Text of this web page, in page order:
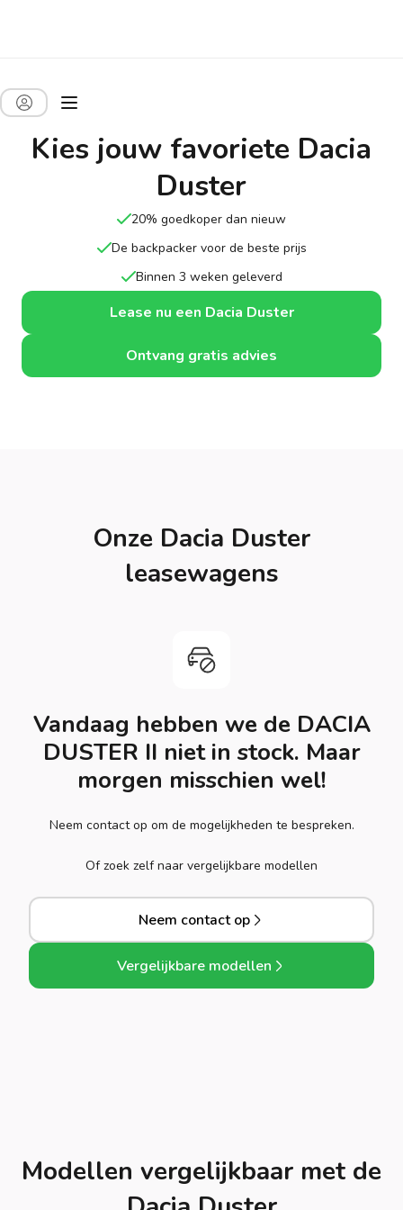
Kies jouw favoriete Dacia
Duster
20% goedkoper dan nieuw
De backpacker voor de beste prijs
Binnen 3 weken geleverd
Lease nu een Dacia Duster
Ontvang gratis advies
Onze Dacia Duster
leasewagens
Vandaag hebben we de DACIA
DUSTER II niet in stock. Maar
morgen misschien wel!
Neem contact op om de mogelijkheden te bespreken.
Of zoek zelf naar vergelijkbare modellen
Neem contact op
Vergelijkbare modellen
Modellen vergelijkbaar met de